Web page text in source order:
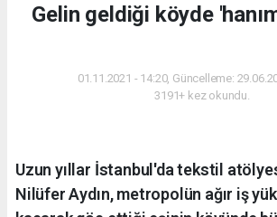
Gelin geldiği köyde
01.11.2021 - 14:20, Güncelleme:
3191+ kez okundu.
Uzun yıllar İstanbul'da tekstil
Nilüfer Aydın, metropolün ağır iş